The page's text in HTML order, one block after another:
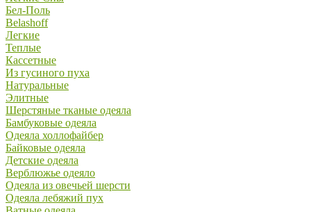
Бел-Поль
Belashoff
Легкие
Теплые
Кассетные
Из гусиного пуха
Натуральные
Элитные
Шерстяные тканые одеяла
Бамбуковые одеяла
Одеяла холлофайбер
Байковые одеяла
Детские одеяла
Верблюжье одеяло
Одеяла из овечьей шерсти
Одеяла лебяжий пух